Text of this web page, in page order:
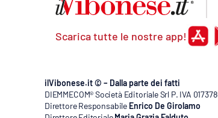
Scarica tutte le nostre app!
ilVibonese.it © – Dalla parte dei fatti
DIEMMECOM® Società Editoriale Srl P. IVA
Direttore Responsabile Enrico De Girolamo